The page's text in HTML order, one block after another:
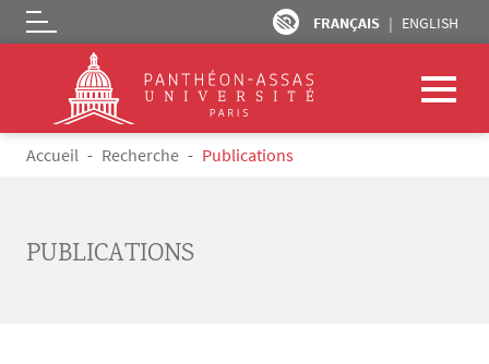
Aller au contenu principal
FRANÇAIS ENGLISH
Logo
Fil d'Ariane
Accueil Recherche Publications
PUBLICATIONS